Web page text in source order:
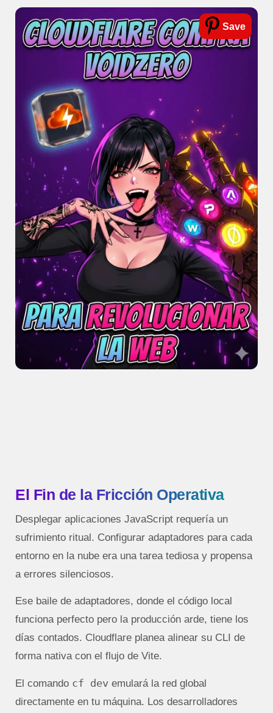
Save
El Fin de la Fricción Operativa
Desplegar aplicaciones JavaScript requería un
sufrimiento ritual. Configurar adaptadores para cada
entorno en la nube era una tarea tediosa y propensa
a errores silenciosos.
Ese baile de adaptadores, donde el código local
funciona perfecto pero la producción arde, tiene los
días contados. Cloudflare planea alinear su CLI de
forma nativa con el flujo de Vite.
El comando cf dev emulará la red global
directamente en tu máquina. Los desarrolladores